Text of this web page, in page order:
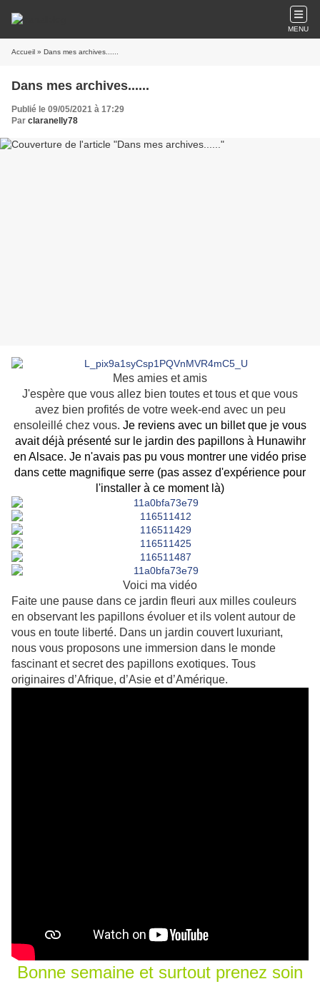
MENU
Accueil » Dans mes archives......
Dans mes archives......
Publié le 09/05/2021 à 17:29
Par claranelly78
Mes amies et amis
J'espère que vous allez bien toutes et tous et que vous
avez bien profités de votre week-end avec un peu
ensoleillé chez vous. Je reviens avec un billet que je vous
avait déjà présenté sur le jardin des papillons à Hunawihr
en Alsace. Je n'avais pas pu vous montrer une vidéo prise
dans cette magnifique serre (pas assez d'expérience pour
l'installer à ce moment là)
Voici ma vidéo
Faite une pause dans ce jardin fleuri aux milles couleurs
en observant les papillons évoluer et ils volent autour de
vous en toute liberté. Dans un jardin couvert luxuriant,
nous vous proposons une immersion dans le monde
fascinant et secret des papillons exotiques. Tous
originaires d’Afrique, d’Asie et d’Amérique.
Bonne semaine et surtout prenez soin